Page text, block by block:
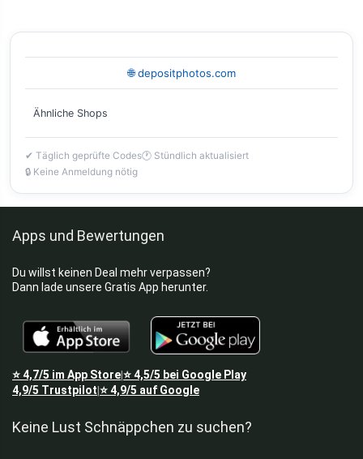
🌐 depositphotos.com
Ähnliche Shops
✔ Täglich geprüfte Codes🕐 Stündlich aktualisiert
🔒 Keine Anmeldung nötig
Apps und Bewertungen
Du willst keinen Deal mehr verpassen?
Dann lade unsere Gratis App herunter.
⭐4,7/5 im App Store⭐4,5/5 bei Google Play
4,9/5 Trustpilot ⭐4,9/5 auf Google
Keine Lust Schnäppchen zu suchen?